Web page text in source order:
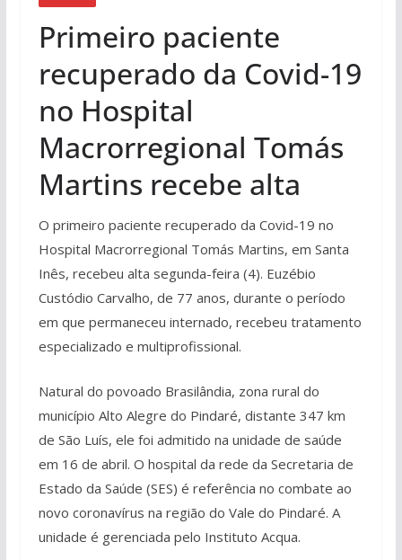
Primeiro paciente
recuperado da Covid-19
no Hospital
Macrorregional Tomás
Martins recebe alta
O primeiro paciente recuperado da Covid-19 no
Hospital Macrorregional Tomás Martins, em Santa
Inês, recebeu alta segunda-feira (4). Euzébio
Custódio Carvalho, de 77 anos, durante o período
em que permaneceu internado, recebeu tratamento
especializado e multiprofissional.
Natural do povoado Brasilândia, zona rural do
município Alto Alegre do Pindaré, distante 347 km
de São Luís, ele foi admitido na unidade de saúde
em 16 de abril. O hospital da rede da Secretaria de
Estado da Saúde (SES) é referência no combate ao
novo coronavírus na região do Vale do Pindaré. A
unidade é gerenciada pelo Instituto Acqua.